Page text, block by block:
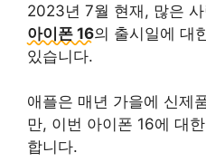
2023년 7월 현재, 많은
아이폰 16의 출시일에 대
있습니다.
애플은 매년 가을에 신제
만, 이번 아이폰 16에 대
합니다.